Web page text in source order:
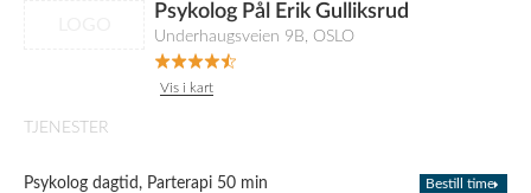
Psykolog Pål Erik Gulliksrud
Underhaugsveien 9B, OSLO
Vis i kart
TJENESTER
Psykolog dagtid, Parterapi 50 min Bestill time